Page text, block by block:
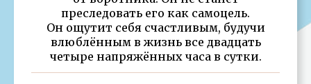
преследовать его как самоцель.
Он ощутит себя счастливым, будучи
влюблённым в жизнь все двадцать
четыре напряжённых часа в сутки.